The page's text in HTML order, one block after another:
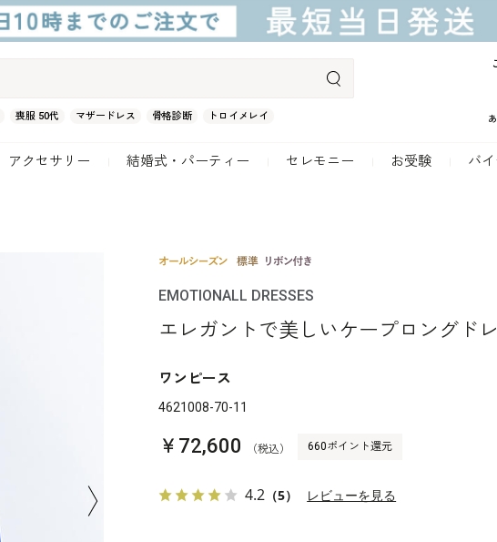
喪服 50代 マザードレス 骨格診断 トロイメレイ
アクセサリー 結婚式・パーティー セレモニー お受験 バ
EMOTIONALL DRESSES
エレガントで美しいケープロングド
ワンピース
4621008-70-11
￥72,600 （税込） 660ポイント還元
4.2 （5） レビューを見る